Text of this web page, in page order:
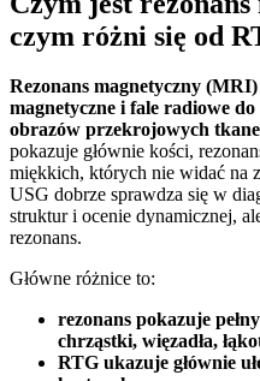
czym różni się od
Rezonans magnetyczny
magnetyczne i fale radiowe
obrazów przekrojowych
pokazuje głównie kości,
miękkich, których nie widać na
USG dobrze sprawdza się w
struktur i ocenie dynamicznej,
rezonans.
Główne różnice to:
rezonans pokazuje
chrząstki, więzadła,
RTG ukazuje głównie